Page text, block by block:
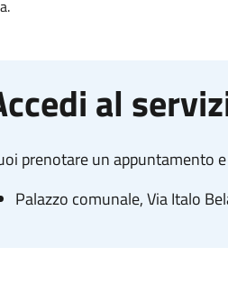
al
prenotare un appuntamento
Palazzo comunale, Via Italo